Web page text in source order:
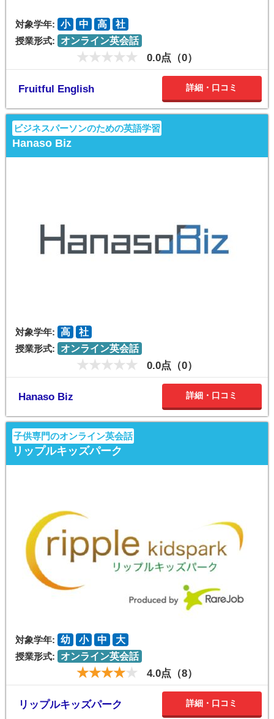
対象学年: 小 中 高
社
授業形式:
オンライン英会話
0.0点（0）
Fruitful English 詳細・口コミ
ビジネスパーソンのための英語学習
Hanaso Biz
対象学年: 高
社
授業形式:
オンライン英会話
0.0点（0）
Hanaso Biz 詳細・口コミ
子供専門のオンライン英会話
リップルキッズパーク
対象学年: 幼 小 中
大
授業形式:
オンライン英会話
4.0点（8）
リップルキッズパーク 詳細・口コミ